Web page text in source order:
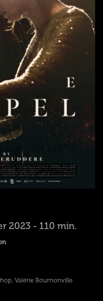
2023 - 110 min.
Valérie Bournonville